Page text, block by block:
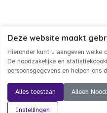
Deze website maakt
Hieronder kunt u aangeven welke
De noodzakelijke en
persoonsgegevens en helpen ons
Alles toestaan Alleen
Instellingen